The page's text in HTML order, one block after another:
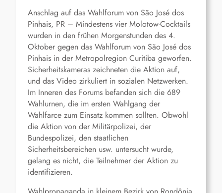
Anschlag auf das Wahlforum von São José dos
Pinhais, PR – Mindestens vier Molotow-Cocktails
wurden in den frühen Morgenstunden des 4.
Oktober gegen das Wahlforum von São José dos
Pinhais in der Metropolregion Curitiba geworfen.
Sicherheitskameras zeichneten die Aktion auf,
und das Video zirkuliert in sozialen Netzwerken.
Im Inneren des Forums befanden sich die 689
Wahlurnen, die im ersten Wahlgang der
Wahlfarce zum Einsatz kommen sollten. Obwohl
die Aktion von der Militärpolizei, der
Bundespolizei, den staatlichen
Sicherheitsbereichen usw. untersucht wurde,
gelang es nicht, die Teilnehmer der Aktion zu
identifizieren.